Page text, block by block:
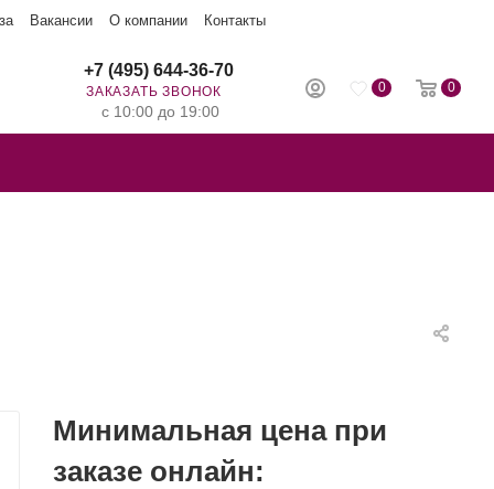
Вакансии О компании Контакты
0 0
+7 (495) 644-36-70
ЗАКАЗАТЬ ЗВОНОК
с 10:00 до 19:00
Минимальная цена при
заказе онлайн: